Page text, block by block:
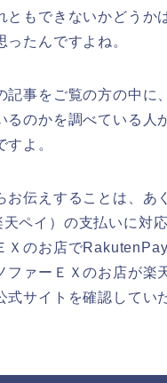
ともできないかどうか
ったんですよね。
記事をご覧の方の中
るのかを調べている人
よ。
お伝えすることは、あ
ペイ）の支払いに対
Ｘのお店で
ファーＥＸのお店が
式サイトを確認してい